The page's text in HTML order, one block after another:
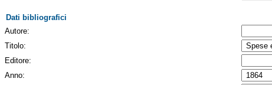
Dati bibliografici
Autore:
Titolo:
Editore:
Anno: